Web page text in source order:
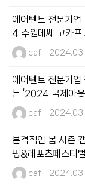
에어텐트 전문기업
4 수원메쎄 고카프
caf
에어텐트 전문기
는 ‘2024 국제아
caf
본격적인 봄 시즌
핑&레포츠페스티
caf